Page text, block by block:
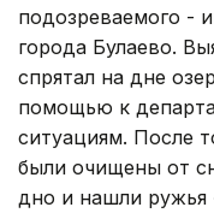
подозреваемого -
города Булаево.
спрятал на дне
помощью к
ситуациям. После
были очищены от
дно и нашли ружья